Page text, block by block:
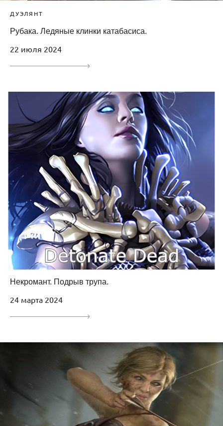
ДУЭЛЯНТ
Рубака. Ледяные клинки катабасиса.
22 июля 2024
Некромант. Подрыв трупа.
24 марта 2024